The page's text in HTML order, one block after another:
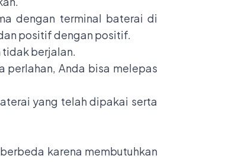
dengan terminal baterai di
positif dengan positif.
tidak berjalan.
perlahan, Anda bisa melepas
yang telah dipakai serta
karena membutuhkan